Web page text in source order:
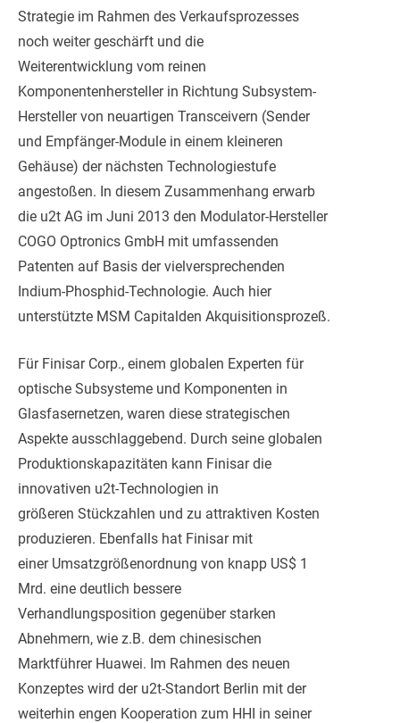
Strategie im Rahmen des Verkaufsprozesses
noch weiter geschärft und die
Weiterentwicklung vom reinen
Komponentenhersteller in Richtung Subsystem-
Hersteller von neuartigen Transceivern (Sender
und Empfänger-Module in einem kleineren
Gehäuse) der nächsten Technologiestufe
angestoßen. In diesem Zusammenhang erwarb
die u2t AG im Juni 2013 den Modulator-Hersteller
COGO Optronics GmbH mit umfassenden
Patenten auf Basis der vielversprechenden
Indium-Phosphid-Technologie. Auch hier
unterstützte MSM Capitalden Akquisitionsprozeß.
Für Finisar Corp., einem globalen Experten für
optische Subsysteme und Komponenten in
Glasfasernetzen, waren diese strategischen
Aspekte ausschlaggebend. Durch seine globalen
Produktionskapazitäten kann Finisar die
innovativen u2t-Technologien in
größeren Stückzahlen und zu attraktiven Kosten
produzieren. Ebenfalls hat Finisar mit
einer Umsatzgrößenordnung von knapp US$ 1
Mrd. eine deutlich bessere
Verhandlungsposition gegenüber starken
Abnehmern, wie z.B. dem chinesischen
Marktführer Huawei. Im Rahmen des neuen
Konzeptes wird der u2t-Standort Berlin mit der
weiterhin engen Kooperation zum HHI in seiner